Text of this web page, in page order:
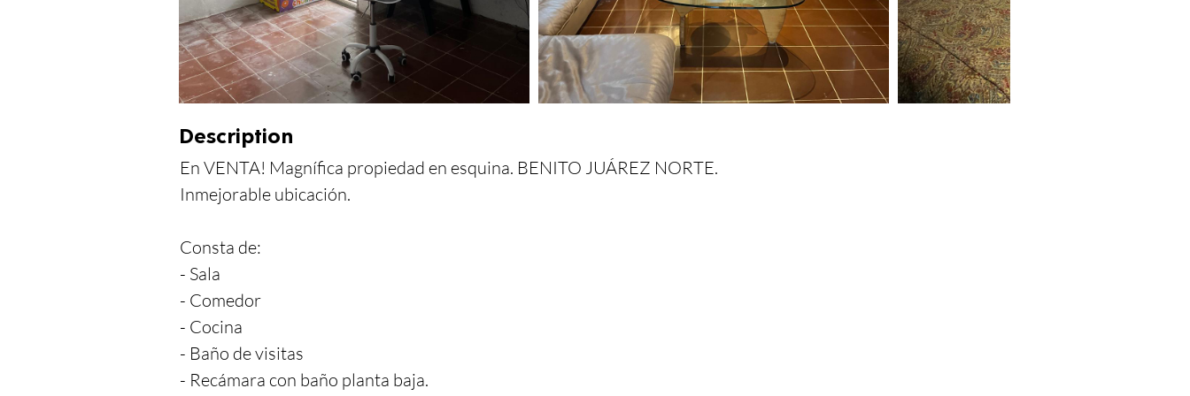
Description
En VENTA! Magnífica propiedad en esquina. BENITO JUÁREZ NORTE.
Inmejorable ubicación.
Consta de:
- Sala
- Comedor
- Cocina
- Baño de visitas
- Recámara con baño planta baja.